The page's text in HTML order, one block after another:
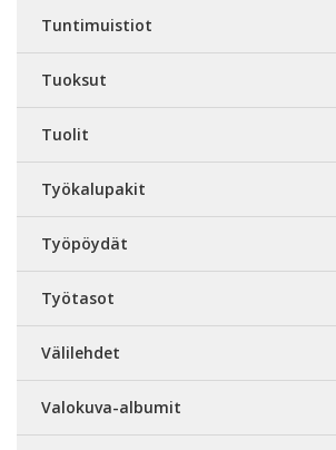
Tuntimuistiot
Tuoksut
Tuolit
Työkalupakit
Työpöydät
Työtasot
Välilehdet
Valokuva-albumit